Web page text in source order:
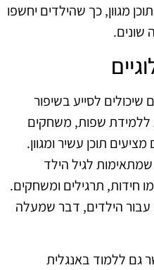
מגוון, כך שהילדים יחשפו
שונים.
שיכולים לסייע בשיפור
ללמידת שפות, משחקים
תוכן עשיר ומגוון.
שמתאימות לגיל הילד
חידות, תרגילים ומשחקים.
הילדים, דבר שמעלה
גם ללמוד באנגלית